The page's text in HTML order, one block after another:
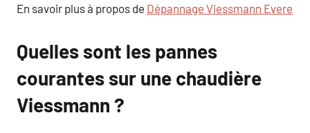
En savoir plus à propos de Dépannage Viessmann Evere
Quelles sont les pannes
courantes sur une chaudière
Viessmann ?